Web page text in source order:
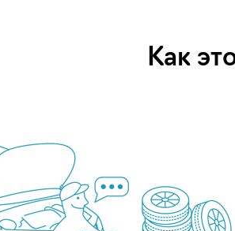
Как